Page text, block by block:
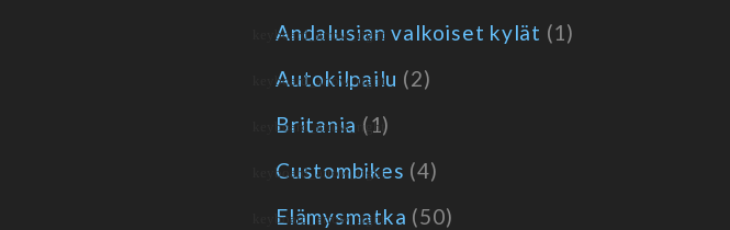
Andalusian valkoiset kylät (1)
Autokilpailu (2)
Britania (1)
Custombikes (4)
Elämysmatka (50)